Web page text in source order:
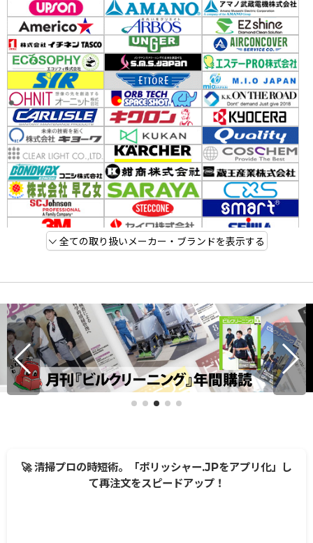
全ての取り扱いメーカー・ブランドを表示する
🚀 清掃プロの時短術。「ポリッシャー.JPをアプリ化」し
て再注文をスピードアップ！